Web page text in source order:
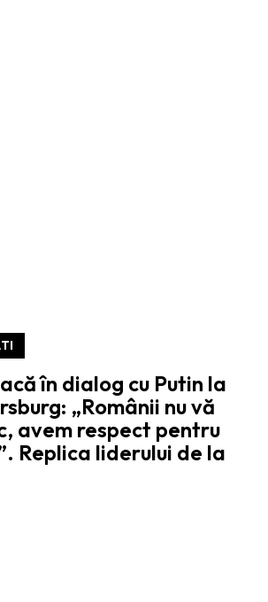
în dialog cu Putin la
„Românii nu vă
avem respect pentru
Replica liderului de la